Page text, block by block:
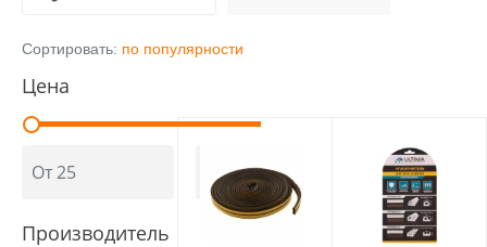
Сортировать: по популярности
Цена
Производитель